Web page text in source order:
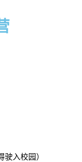
入校园）